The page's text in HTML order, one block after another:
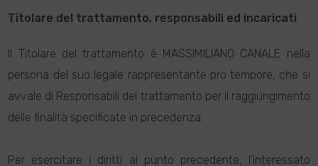
Titolare del trattamento, responsabili ed incaricati
Il Titolare del trattamento è MASSIMILIANO CANALE nella
persona del suo legale rappresentante pro tempore, che si
avvale di Responsabili del trattamento per il raggiungimento
delle finalità specificate in precedenza.
Per esercitare i diritti al punto precedente, l'interessato